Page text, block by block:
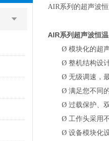
AIR系列的超声波
AIR系列超声波恒
Ø 模块化的超
Ø 整机结构设
Ø 无级调速，
Ø 满足您不同
Ø 过载保护、
Ø 工作头采用
Ø 设备模块化